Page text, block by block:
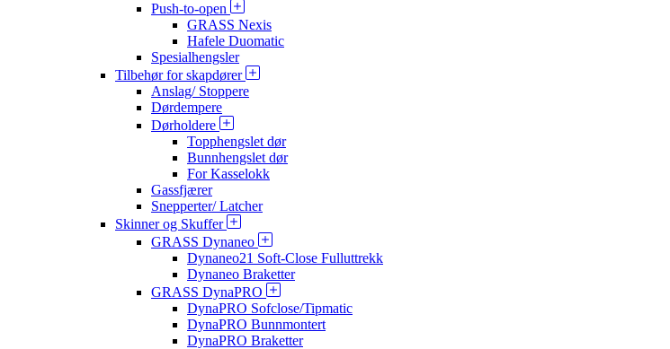
Push-to-open
GRASS Nexis
Hafele Duomatic
Spesialhengsler
Tilbehør for skapdører
Anslag/ Stoppere
Dørdempere
Dørholdere
Topphengslet dør
Bunnhengslet dør
For Kasselokk
Gassfjærer
Snepperter/ Latcher
Skinner og Skuffer
GRASS Dynaneo
Dynaneo21 Soft-Close Fulluttrekk
Dynaneo Braketter
GRASS DynaPRO
DynaPRO Sofclose/Tipmatic
DynaPRO Bunnmontert
DynaPRO Braketter